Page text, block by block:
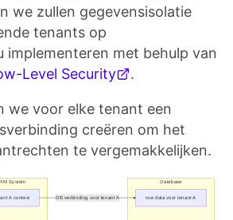
we zullen gegevensisolatie
tenants op
implementeren met behulp van
Level Security .
we voor elke tenant een
creëren om het
te vergemakkelijken.